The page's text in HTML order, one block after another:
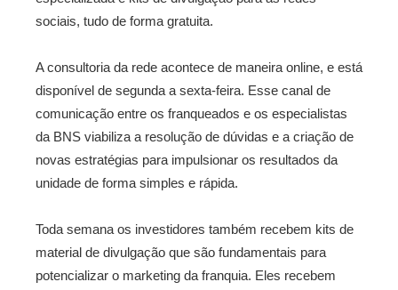
sociais, tudo de forma gratuita.
A consultoria da rede acontece de maneira online, e está
disponível de segunda a sexta-feira. Esse canal de
comunicação entre os franqueados e os especialistas
da BNS viabiliza a resolução de dúvidas e a criação de
novas estratégias para impulsionar os resultados da
unidade de forma simples e rápida.
Toda semana os investidores também recebem kits de
material de divulgação que são fundamentais para
potencializar o marketing da franquia. Eles recebem